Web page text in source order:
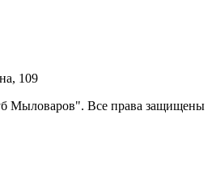
109
Мыловаров". Все права защищены